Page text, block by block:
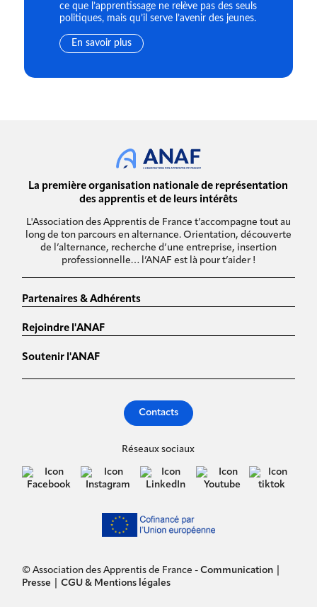
ce que l’apprentissage ne relève pas des seuls
politiques, mais qu’il serve l’avenir des jeunes.
En savoir plus
La première organisation nationale de représentation
des apprentis et de leurs intérêts
L'Association des Apprentis de France t’accompagne tout au
long de ton parcours en alternance. Orientation, découverte
de l’alternance, recherche d’une entreprise, insertion
professionnelle… l’ANAF est là pour t’aider !
Partenaires & Adhérents
Rejoindre l'ANAF
Soutenir l'ANAF
Contacts
© Association des Apprentis de France -Communication
Presse |CGU & Mentions légales
Réseaux sociaux